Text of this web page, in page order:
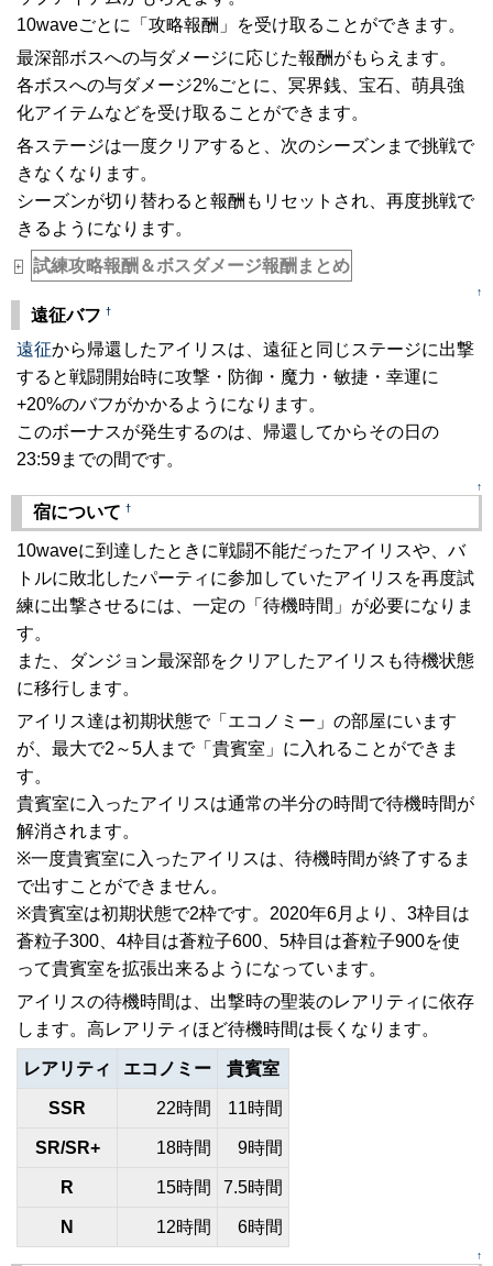
10waveごとに「攻略報酬」を受け取ることができます。
最深部ボスへの与ダメージに応じた報酬がもらえます。
各ボスへの与ダメージ2%ごとに、冥界銭、宝石、萌具強
化アイテムなどを受け取ることができます。
各ステージは一度クリアすると、次のシーズンまで挑戦で
きなくなります。
シーズンが切り替わると報酬もリセットされ、再度挑戦で
きるようになります。
+ 試練攻略報酬＆ボスダメージ報酬まとめ
↑
遠征バフ †
遠征から帰還したアイリスは、遠征と同じステージに出撃
すると戦闘開始時に攻撃・防御・魔力・敏捷・幸運に
+20%のバフがかかるようになります。
このボーナスが発生するのは、帰還してからその日の
23:59までの間です。
↑
宿について †
10waveに到達したときに戦闘不能だったアイリスや、バ
トルに敗北したパーティに参加していたアイリスを再度試
練に出撃させるには、一定の「待機時間」が必要になりま
す。
また、ダンジョン最深部をクリアしたアイリスも待機状態
に移行します。
アイリス達は初期状態で「エコノミー」の部屋にいます
が、最大で2～5人まで「貴賓室」に入れることができま
す。
貴賓室に入ったアイリスは通常の半分の時間で待機時間が
解消されます。
※一度貴賓室に入ったアイリスは、待機時間が終了するま
で出すことができません。
※貴賓室は初期状態で2枠です。2020年6月より、3枠目は
蒼粒子300、4枠目は蒼粒子600、5枠目は蒼粒子900を使
って貴賓室を拡張出来るようになっています。
アイリスの待機時間は、出撃時の聖装のレアリティに依存
します。高レアリティほど待機時間は長くなります。
レアリティ エコノミー 貴賓室
SSR 22時間 11時間
SR/SR+ 18時間 9時間
R 15時間 7.5時間
N 12時間 6時間
↑